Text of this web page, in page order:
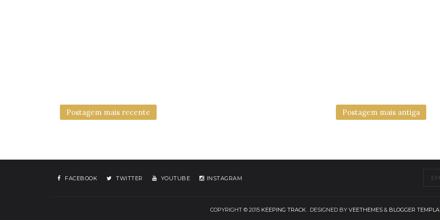
Postagem mais recente Postagem mais antiga
FACEBOOK TWITTER YOUTUBE INSTAGRAM
COPYRIGHT © 2015 KEEPING TRACK . DESIGNED BY VEETHEMES & BLOGGER